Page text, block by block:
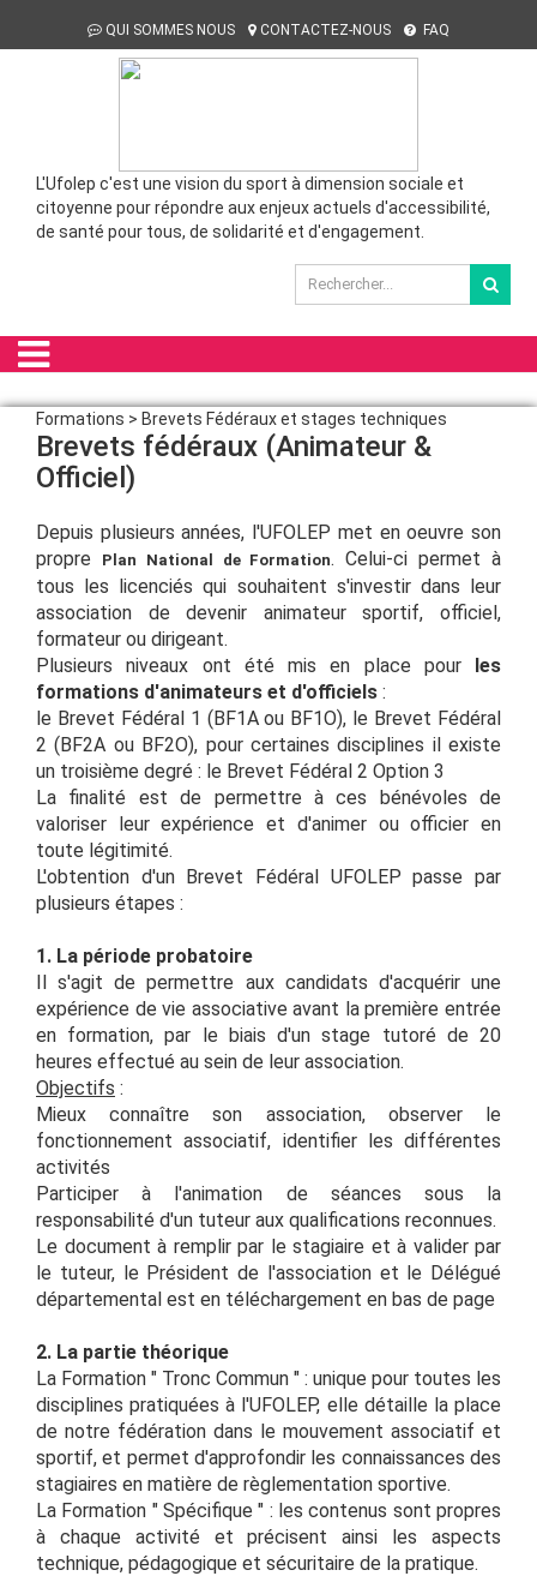
QUI SOMMES NOUS CONTACTEZ-NOUS FAQ
L'Ufolep c'est une vision du sport à dimension sociale et
citoyenne pour répondre aux enjeux actuels d'accessibilité,
de santé pour tous, de solidarité et d'engagement.
Formations > Brevets Fédéraux et stages techniques
Brevets fédéraux (Animateur &
Officiel)
Depuis plusieurs années, l'UFOLEP met en oeuvre son
propre
Plan National de Formation. Celui-ci permet à
tous les licenciés qui souhaitent s'investir dans leur
association de devenir animateur sportif, officiel,
formateur ou dirigeant.
Plusieurs niveaux ont été mis en place pour
les
formations d'animateurs et d'officiels :
le Brevet Fédéral 1 (BF1A ou BF1O), le Brevet Fédéral
2 (BF2A ou BF2O), pour certaines disciplines il existe
un troisième degré : le Brevet Fédéral 2 Option 3
La finalité est de permettre à ces bénévoles de
valoriser leur expérience et d'animer ou officier en
toute légitimité.
L'obtention d'un Brevet Fédéral UFOLEP passe par
plusieurs étapes :
1. La période probatoire
Il s'agit de permettre aux candidats d'acquérir une
expérience de vie associative avant la première entrée
en formation, par le biais d'un stage tutoré de 20
heures effectué au sein de leur association.
Objectifs :
Mieux connaître son association, observer le
fonctionnement associatif, identifier les différentes
activités
Participer à l'animation de séances sous la
responsabilité d'un tuteur aux qualifications reconnues.
Le document à remplir par le stagiaire et à valider par
le tuteur, le Président de l'association et le Délégué
départemental est en téléchargement en bas de page
2. La partie théorique
La Formation " Tronc Commun " : unique pour toutes les
disciplines pratiquées à l'UFOLEP, elle détaille la place
de notre fédération dans le mouvement associatif et
sportif, et permet d'approfondir les connaissances des
stagiaires en matière de règlementation sportive.
La Formation " Spécifique " : les contenus sont propres
à chaque activité et précisent ainsi les aspects
technique, pédagogique et sécuritaire de la pratique.